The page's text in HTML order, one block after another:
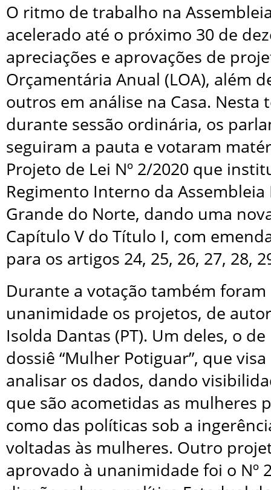
O ritmo de trabalho na
acelerado até o próximo 30 de
apreciações e aprovações de
Orçamentária Anual (LOA), além
outros em análise na Casa. Nesta
durante sessão ordinária, os
seguiram a pauta e votaram
Projeto de Lei Nº 2/2020 que
Regimento Interno da Assembleia
Grande do Norte, dando uma
Capítulo V do Título I, com
para os artigos 24, 25, 26, 27, 28,
Durante a votação também
unanimidade os projetos, de
Isolda Dantas (PT). Um deles, o
dossiê “Mulher Potiguar”, que
analisar os dados, dando
que são acometidas as mulheres
como das políticas sob a
voltadas às mulheres. Outro
aprovado à unanimidade foi o Nº